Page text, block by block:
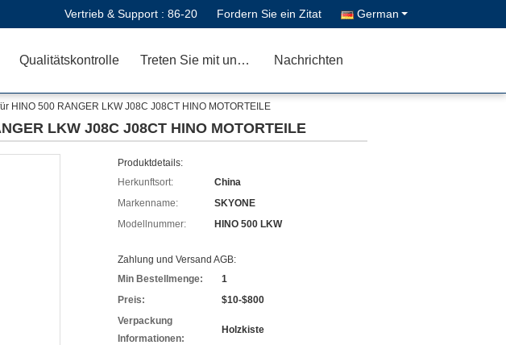
Vertrieb & Support : 86-20 Fordern Sie ein Zitat German
Qualitätskontrolle Treten Sie mit uns in Verbindung Nachrichten
HINO 500 RANGER LKW J08C J08CT HINO MOTORTEILE
LKW J08C J08CT HINO MOTORTEILE
Produktdetails:
Herkunftsort:
China
Markenname:
SKYONE
Modellnummer:
HINO 500 LKW
Zahlung und Versand AGB:
Min Bestellmenge:
1
Preis:
$10-$800
Verpackung
Informationen:
Holzkiste